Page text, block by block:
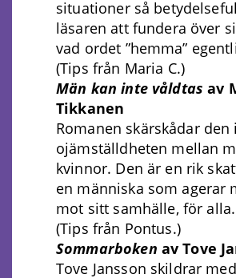
situationer så
läsaren att fundera över
vad ordet ”hemma”
(Tips från Maria C.)
Män kan inte våldtasav
Tikkanen
Romanen skärskådar
ojämställdheten mellan
kvinnor. Den är en rik
en människa som agerar
mot sitt samhälle, för alla.
(Tips från Pontus.)
Sommarboken av Tove
Tove Jansson skildrar